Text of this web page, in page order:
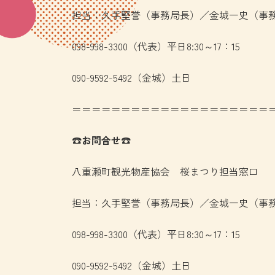
担当：久手堅誉（事務局長）／金城一史（事
098-998-3300（代表）平日8:30～17：15
090-9592-5492（金城）土日
＝＝＝＝＝＝＝＝＝＝＝＝＝＝＝＝＝＝＝＝
☎お問合せ☎
八重瀬町観光物産協会 桜まつり担当窓口
担当：久手堅誉（事務局長）／金城一史（事
098-998-3300（代表）平日8:30～17：15
090-9592-5492（金城）土日